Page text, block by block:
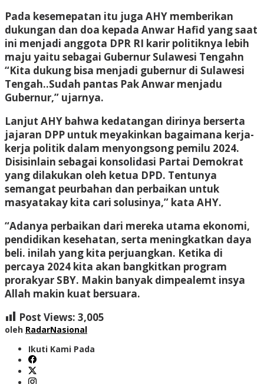
Pada kesemepatan itu juga AHY memberikan
dukungan dan doa kepada Anwar Hafid yang saat
ini menjadi anggota DPR RI karir politiknya lebih
maju yaitu sebagai Gubernur Sulawesi Tengahn
“Kita dukung bisa menjadi gubernur di Sulawesi
Tengah..Sudah pantas Pak Anwar menjadu
Gubernur,” ujarnya.
Lanjut AHY bahwa kedatangan dirinya berserta
jajaran DPP untuk meyakinkan bagaimana kerja-
kerja politik dalam menyongsong pemilu 2024.
Disisinlain sebagai konsolidasi Partai Demokrat
yang dilakukan oleh ketua DPD. Tentunya
semangat peurbahan dan perbaikan untuk
masyatakay kita cari solusinya,” kata AHY.
“Adanya perbaikan dari mereka utama ekonomi,
pendidikan kesehatan, serta meningkatkan daya
beli. inilah yang kita perjuangkan. Ketika di
percaya 2024 kita akan bangkitkan program
prorakyar SBY. Makin banyak dimpealemt insya
Allah makin kuat bersuara.
Post Views: 3,005
oleh RadarNasional
Ikuti Kami Pada